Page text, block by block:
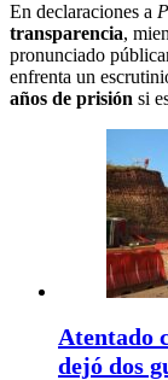
En declaraciones a
transparencia,
pronunciado
enfrenta un
años de prisión si
Atentado
dejó dos